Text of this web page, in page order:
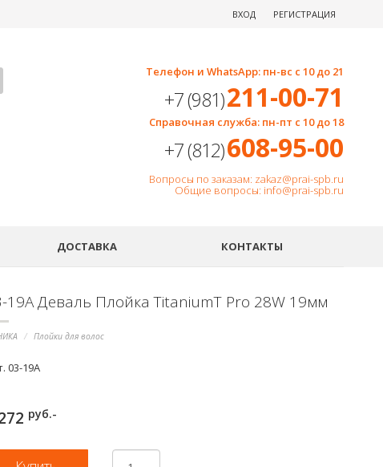
ВХОД РЕГИСТРАЦИЯ
Телефон и WhatsApp: пн-вс с 10 до 21
+7 (981)211-00-71
Справочная служба: пн-пт с 10 до 18
+7 (812)608-95-00
Вопросы по заказам: zakaz@prai-spb.ru
Общие вопросы: info@prai-spb.ru
ДОСТАВКА КОНТАКТЫ
19A Деваль Плойка TitaniumT Pro 28W 19мм
Плойки для волос
03-19A
руб.-